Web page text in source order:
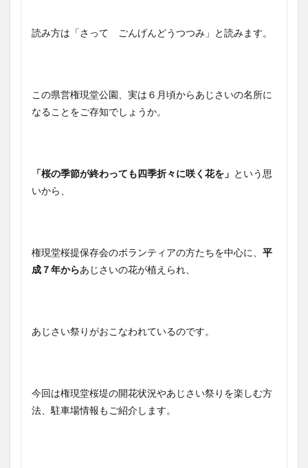
読み方は「さって ごんげんどうつつみ」と読みます。
この県営権現堂公園、実は６月頃からあじさいの名所に
なることをご存知でしょうか。
「桜の季節が終わっても四季折々に咲く花を」 という思
いから、
権現堂桜提保存会のボランティアの方たちを中心に、 平
成７年からあじさいの花が植えられ、
あじさい祭りがおこなわれているのです。
今回は権現堂桜堤の開花状況やあじさい祭りを楽しむ方
法、駐車場情報もご紹介します。